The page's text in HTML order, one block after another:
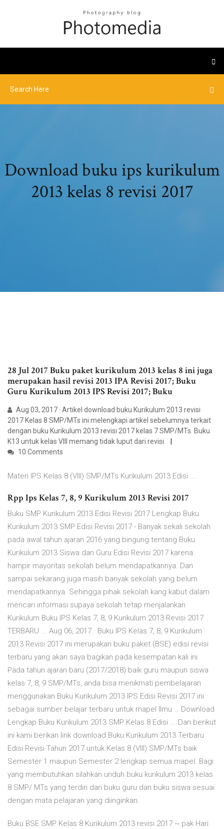
Download buku ips kurikulum
2013 kelas 8 revisi 2017
28 Jul 2017 Buku paket kurikulum 2013 kelas 8 ini juga
merupakan hasil revisi 2013 IPA Revisi 2017; Buku
Guru Kurikulum 2013 IPS Revisi 2017; Buku
Aug 03, 2017 · Artikel download buku Kurikulum 2013 revisi
2017 Kelas 8 SMP/MTs ini melengkapi artikel sebelumnya terkait
dengan buku Kurikulum 2013 revisi 2017 kelas 7 SMP/MTs. Buku
K13 untuk kelas VIII memang tidak luput dari revisi.
10 Comments
Materi IPS Kelas 8 (VIII) SMP/MTs Kurikulum 2013 Edisi ...
Rpp Ips Kelas 7, 8, 9 Kurikulum 2013 Revisi 2017
Buku SMP Kurikulum 2013 Edisi Revisi 2017 Lengkap Buku
Kurikulum 2013 SMP Edisi Revisi 2017 - Banyak sekali sekolah
pada awal tahun ajaran 2016 yang bingung tentang Buku
Kurikulum 2013 Siswa dan Guru Edisi Revisi 2017 karena
hampir mayoritas sekolah belum mendapatkannya. Dan
sampai sekarang juga masih banyak sekolah yang belum
mendapatkannya. Sehingga pihak sekolah kang kabut dalam
mencari informasi supaya sekolah tetap menjalankan
Kurikulum Buku IPS Kelas 7, 8, 9 Kurikulum 2013 Revisi 2017
TERBARU ... Aug 06, 2017 · Buku IPS Kelas 7, 8, 9 Kurikulum
2013 Revisi 2017 ini merupakan buku paket (BSE) edisi revisi
terbaru yang akan saya bagikan pada kesempatan kali ini.
Pada tahun ajaran baru (2017/2018) baik guru maupun siswa
kelas 7, 8, 9 SMP/MTs, anda bisa menikmati pembelajaran
menggunakan Buku Kurikulum 2013 IPS Edisi Revisi 2017 ini
sebagai sumber belajar terbaru untuk mapel Ilmu … Download
Lengkap Buku Kurikulum 2013 SMP Kelas 8 Edisi ... Dan berikut
ini kami berikan link download Buku Kurikulum 2013 Terbaru
Edisi Revisi Tahun 2017 untuk Kelas 8 (VIII) SMP/MTs baik
Semester 1 maupun Semester 2 lengkap semua mapel. Bagi
yang membutuhkan silahkan unduh buku kurikulum 2013 kelas
8 SMP/ MTs yang terdiri dari buku guru dan buku siswa sesuai
dengan mata pelajaran yang diinginkan.
Buku BSE SMP Kelas 8 Kurikulum 2013 revisi 2017 ~ pak Hari